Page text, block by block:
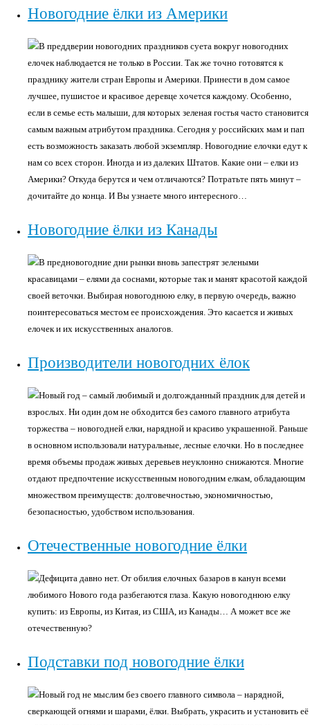
Новогодние ёлки из Америки
В преддверии новогодних праздников суета вокруг новогодних
елочек наблюдается не только в России. Так же точно готовятся к
празднику жители стран Европы и Америки. Принести в дом самое
лучшее, пушистое и красивое деревце хочется каждому. Особенно,
если в семье есть малыши, для которых зеленая гостья часто становится
самым важным атрибутом праздника. Сегодня у российских мам и пап
есть возможность заказать любой экземпляр. Новогодние елочки едут к
нам со всех сторон. Иногда и из далеких Штатов. Какие они – елки из
Америки? Откуда берутся и чем отличаются? Потратьте пять минут –
дочитайте до конца. И Вы узнаете много интересного…
Новогодние ёлки из Канады
В предновогодние дни рынки вновь запестрят зелеными
красавицами – елями да соснами, которые так и манят красотой каждой
своей веточки. Выбирая новогоднюю елку, в первую очередь, важно
поинтересоваться местом ее происхождения. Это касается и живых
елочек и их искусственных аналогов.
Производители новогодних ёлок
Новый год – самый любимый и долгожданный праздник для детей и
взрослых. Ни один дом не обходится без самого главного атрибута
торжества – новогодней елки, нарядной и красиво украшенной. Раньше
в основном использовали натуральные, лесные елочки. Но в последнее
время объемы продаж живых деревьев неуклонно снижаются. Многие
отдают предпочтение искусственным новогодним елкам, обладающим
множеством преимуществ: долговечностью, экономичностью,
безопасностью, удобством использования.
Отечественные новогодние ёлки
Дефицита давно нет. От обилия елочных базаров в канун всеми
любимого Нового года разбегаются глаза. Какую новогоднюю елку
купить: из Европы, из Китая, из США, из Канады… А может все же
отечественную?
Подставки под новогодние ёлки
Новый год не мыслим без своего главного символа – нарядной,
сверкающей огнями и шарами, ёлки. Выбрать, украсить и установить её